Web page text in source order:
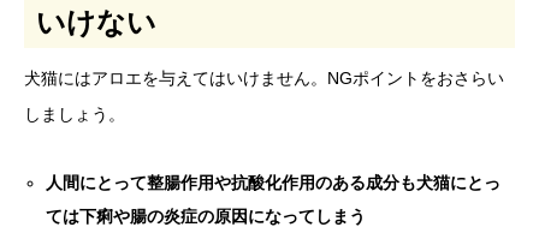
いけない
犬猫にはアロエを与えてはいけません。NGポイントをおさらい
しましょう。
人間にとって整腸作用や抗酸化作用のある成分も犬猫にとっ
ては下痢や腸の炎症の原因になってしまう